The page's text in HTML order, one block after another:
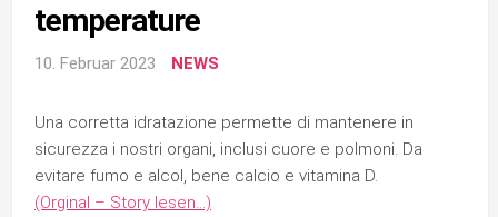
temperature
10. Februar 2023 NEWS
Una corretta idratazione permette di mantenere in
sicurezza i nostri organi, inclusi cuore e polmoni. Da
evitare fumo e alcol, bene calcio e vitamina D.
(Orginal – Story lesen…)